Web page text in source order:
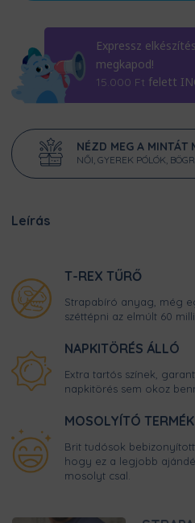
Expressz
megkapod!
15.000 Ft felett
NÉZD MEG A MINTÁT
NŐI, GYEREK PÓLÓK,
Leírás
T-REX TŰRŐ
Strapabíró anyag, még
széttépni az elmúlt 60
NAPKITÖRÉS ÁLLÓ
Extra tartós színek,
napkitörés sem okoz
MOSOLYÍTÓ TERMÉK
Brit tudósok
hogy ez a legjobb
mosolyt csal.